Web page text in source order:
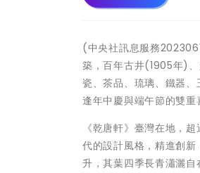
(中央社訊息服務
築，百年古井(1905年)
瓷、茶品、琉璃、鐵器
逢年中慶與端午節的雙重
《乾唐軒》臺灣在地，
代的設計風格，精進創
升，其葉四季長青瀟灑